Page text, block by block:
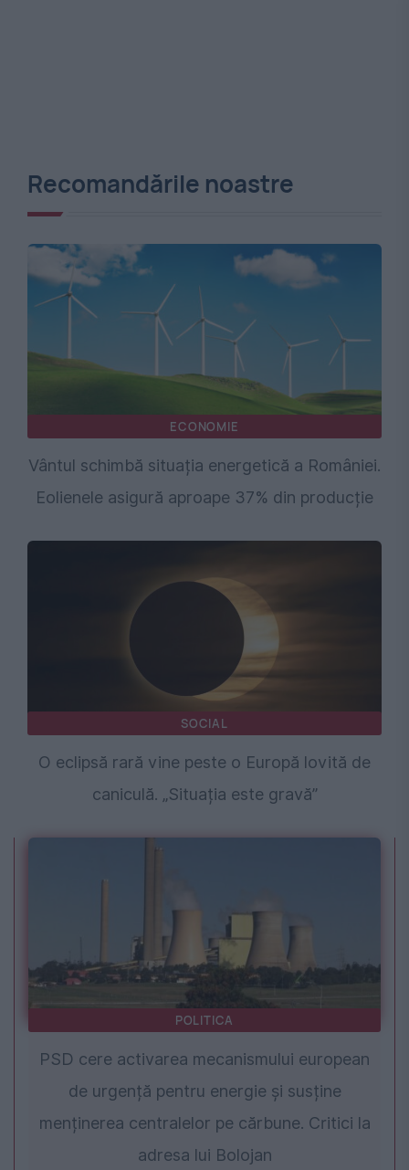
Recomandările noastre
ECONOMIE
Vântul schimbă situația energetică a României.
Eolienele asigură aproape 37% din producție
SOCIAL
O eclipsă rară vine peste o Europă lovită de
caniculă. „Situația este gravă”
POLITICA
PSD cere activarea mecanismului european
de urgență pentru energie și susține
menținerea centralelor pe cărbune. Critici la
adresa lui Bolojan